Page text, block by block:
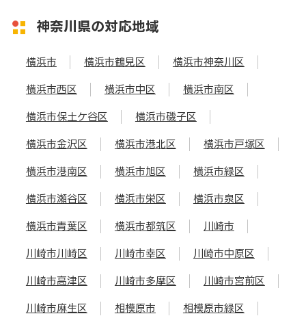
神奈川県の対応地域
横浜市 横浜市鶴見区 横浜市神奈川区
横浜市西区 横浜市中区 横浜市南区
横浜市保土ケ谷区 横浜市磯子区
横浜市金沢区 横浜市港北区 横浜市戸塚区
横浜市港南区 横浜市旭区 横浜市緑区
横浜市瀬谷区 横浜市栄区 横浜市泉区
横浜市青葉区 横浜市都筑区 川崎市
川崎市川崎区 川崎市幸区 川崎市中原区
川崎市高津区 川崎市多摩区 川崎市宮前区
川崎市麻生区 相模原市 相模原市緑区